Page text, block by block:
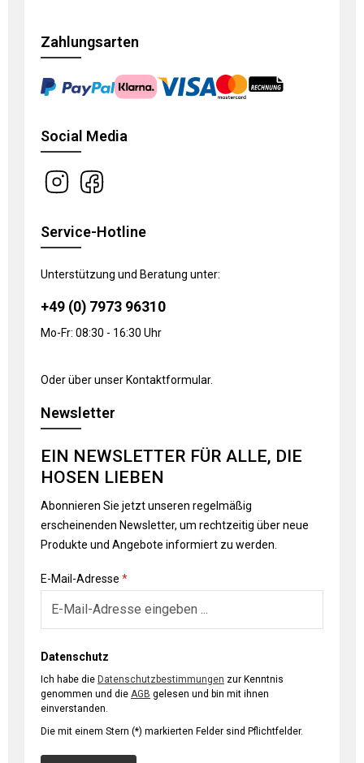
Zahlungsarten
Social Media
Service-Hotline
Unterstützung und Beratung unter:
+49 (0) 7973 96310
Mo-Fr: 08:30 - 16:30 Uhr
Oder über unser Kontaktformular.
Newsletter
EIN NEWSLETTER FÜR ALLE, DIE
HOSEN LIEBEN
Abonnieren Sie jetzt unseren regelmäßig
erscheinenden Newsletter, um rechtzeitig über neue
Produkte und Angebote informiert zu werden.
E-Mail-Adresse *
Datenschutz
Ich habe die Datenschutzbestimmungen
genommen und die AGB
einverstanden.
Die mit einem Stern (*) markierten Felder sind Pflichtfelder.